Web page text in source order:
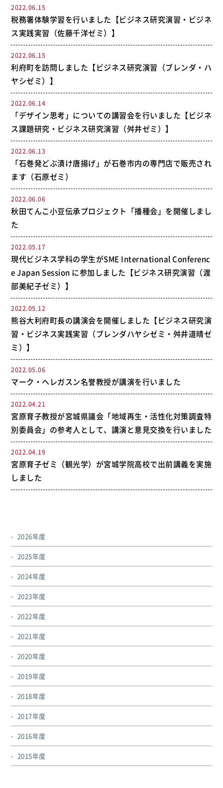
2022.06.15
税務署体験学習を行いました【ビジネス研究演習・ビジネ
ス実践実習（佐藤千洋ゼミ）】
2022.06.15
利府町を訪問しました【ビジネス研究演習（ブレンダ・ハ
ヤシゼミ）】
2022.06.14
「デザイン思考」についての講習会を行いました【ビジネ
ス課題研究・ビジネス研究演習（舛井ゼミ）】
2022.06.13
「石巻発どぶ漬け唐揚げ」が石巻市内の専門店で販売され
ます（石原ゼミ）
2022.06.06
秋田てんこ小豆伝承プロジェクト「播種会」を開催しまし
た
2022.05.17
現代ビジネス学科の学生がSME International Conferenc
e Japan Session に参加しました【ビジネス研究演習（渡
部美紀子ゼミ）】
2022.05.12
熊谷大利府町長の講演会を開催しました【ビジネス研究演
習・ビジネス実践実習（ブレンダハヤシゼミ・舛井道晴ゼ
ミ）】
2022.05.06
マーク・ヘレガスン名誉教授が講演を行いました
2022.04.21
宮原育子教授が宮城県議会「地域再生・活性化対策調査特
別委員会」の参考人として、講演と意見交換を行いました
2022.04.19
宮原育子ゼミ（観光学）が宮城学院高校で出前講義を実施
しました
2026年度
2025年度
2024年度
2023年度
2022年度
2021年度
2020年度
2019年度
2018年度
2017年度
2016年度
2015年度